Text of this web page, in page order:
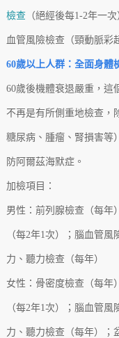
檢查（絕經後每1-2年一
血管風險檢查（頸動脈彩
60歲以上人群：全面身體
60歲後機體衰退嚴重，這
不再是有所側重地檢查，
糖尿病、腫瘤、腎損害等
防阿爾茲海默症。
加檢項目：
男性：前列腺檢查（每年
（每2年1次）；腦血管
力、聽力檢查（每年）
女性：骨密度檢查（每年
（每2年1次）；腦血管
力、聽力檢查（每年）；